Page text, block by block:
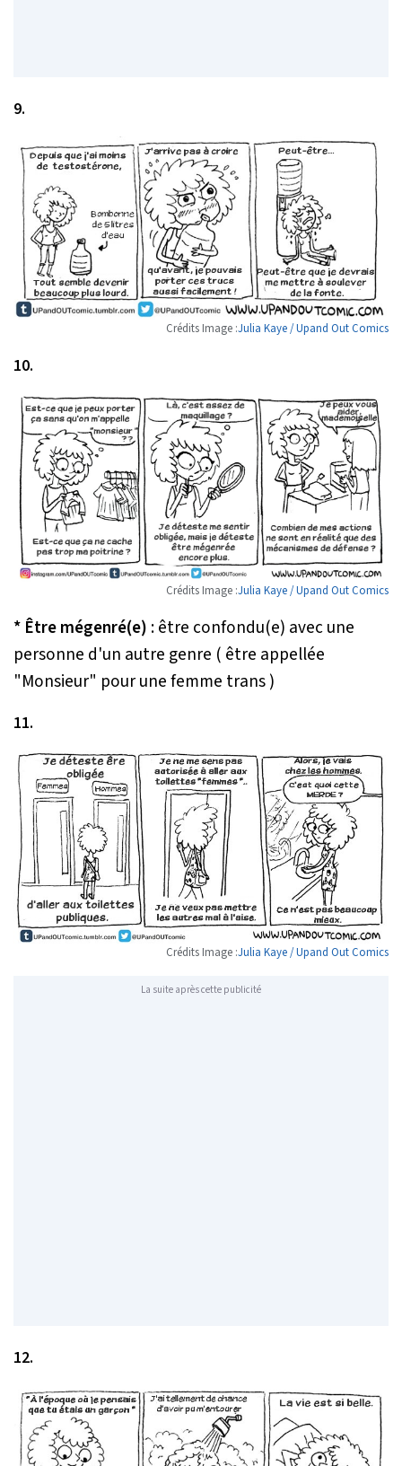
9.
Crédits Image :Julia Kaye / Upand Out Comics
10.
Crédits Image :Julia Kaye / Upand Out Comics
* Être mégenré(e) : être confondu(e) avec une
personne d'un autre genre ( être appellée
"Monsieur" pour une femme trans )
11.
Crédits Image :Julia Kaye / Upand Out Comics
La suite après cette publicité
12.